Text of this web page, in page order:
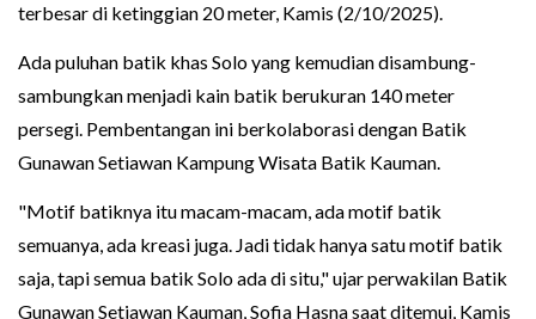
terbesar di ketinggian 20 meter, Kamis (2/10/2025).
Ada puluhan batik khas Solo yang kemudian disambung-
sambungkan menjadi kain batik berukuran 140 meter
persegi. Pembentangan ini berkolaborasi dengan Batik
Gunawan Setiawan Kampung Wisata Batik Kauman.
"Motif batiknya itu macam-macam, ada motif batik
semuanya, ada kreasi juga. Jadi tidak hanya satu motif batik
saja, tapi semua batik Solo ada di situ," ujar perwakilan Batik
Gunawan Setiawan Kauman, Sofia Hasna saat ditemui, Kamis